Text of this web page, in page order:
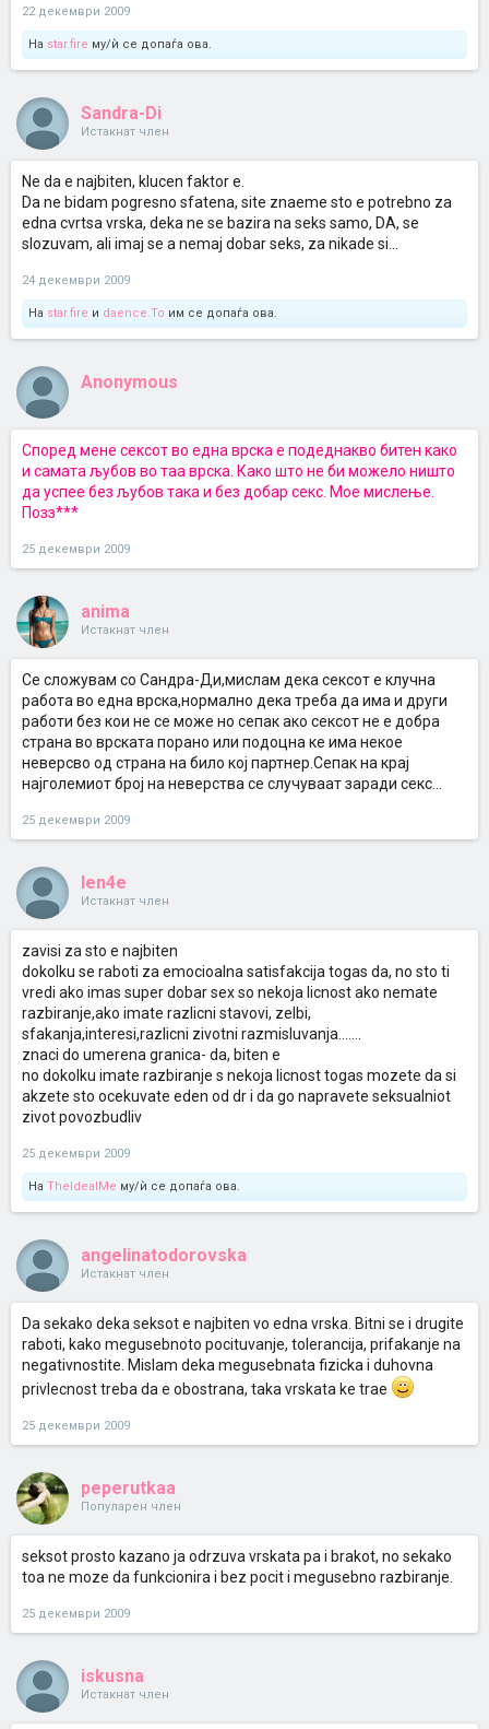
22 декември 2009
На star.fire му/ѝ се допаѓа ова.
Sandra-Di
Истакнат член
Ne da e najbiten, klucen faktor e.
Da ne bidam pogresno sfatena, site znaeme sto e potrebno za
edna cvrtsa vrska, deka ne se bazira na seks samo, DA, se
slozuvam, ali imaj se a nemaj dobar seks, za nikade si...
24 декември 2009
На star.fire и daence.To им се допаѓа ова.
Anonymous
Според мене сексот во една врска е подеднакво битен како
и самата љубов во таа врска. Како што не би можело ништо
да успее без љубов така и без добар секс. Мое мислење.
Позз***
25 декември 2009
anima
Истакнат член
Се сложувам со Сандра-Ди,мислам дека сексот е клучна
работа во една врска,нормално дека треба да има и други
работи без кои не се може но сепак ако сексот не е добра
страна во врската порано или подоцна ке има некое
неверсво од страна на било кој партнер.Сепак на крај
најголемиот број на неверства се случуваат заради секс...
25 декември 2009
len4e
Истакнат член
zavisi za sto e najbiten
dokolku se raboti za emocioalna satisfakcija togas da, no sto ti
vredi ako imas super dobar sex so nekoja licnost ako nemate
razbiranje,ako imate razlicni stavovi, zelbi,
sfakanja,interesi,razlicni zivotni razmisluvanja.......
znaci do umerena granica- da, biten e
no dokolku imate razbiranje s nekoja licnost togas mozete da si
akzete sto ocekuvate eden od dr i da go napravete seksualniot
zivot povozbudliv
25 декември 2009
На TheIdealMe му/ѝ се допаѓа ова.
angelinatodorovska
Истакнат член
Da sekako deka seksot e najbiten vo edna vrska. Bitni se i drugite
raboti, kako megusebnoto pocituvanje, tolerancija, prifakanje na
negativnostite. Mislam deka megusebnata fizicka i duhovna
privlecnost treba da e obostrana, taka vrskata ke trae
25 декември 2009
peperutkaa
Популарен член
seksot prosto kazano ja odrzuva vrskata pa i brakot, no sekako
toa ne moze da funkcionira i bez pocit i megusebno razbiranje.
25 декември 2009
iskusna
Истакнат член